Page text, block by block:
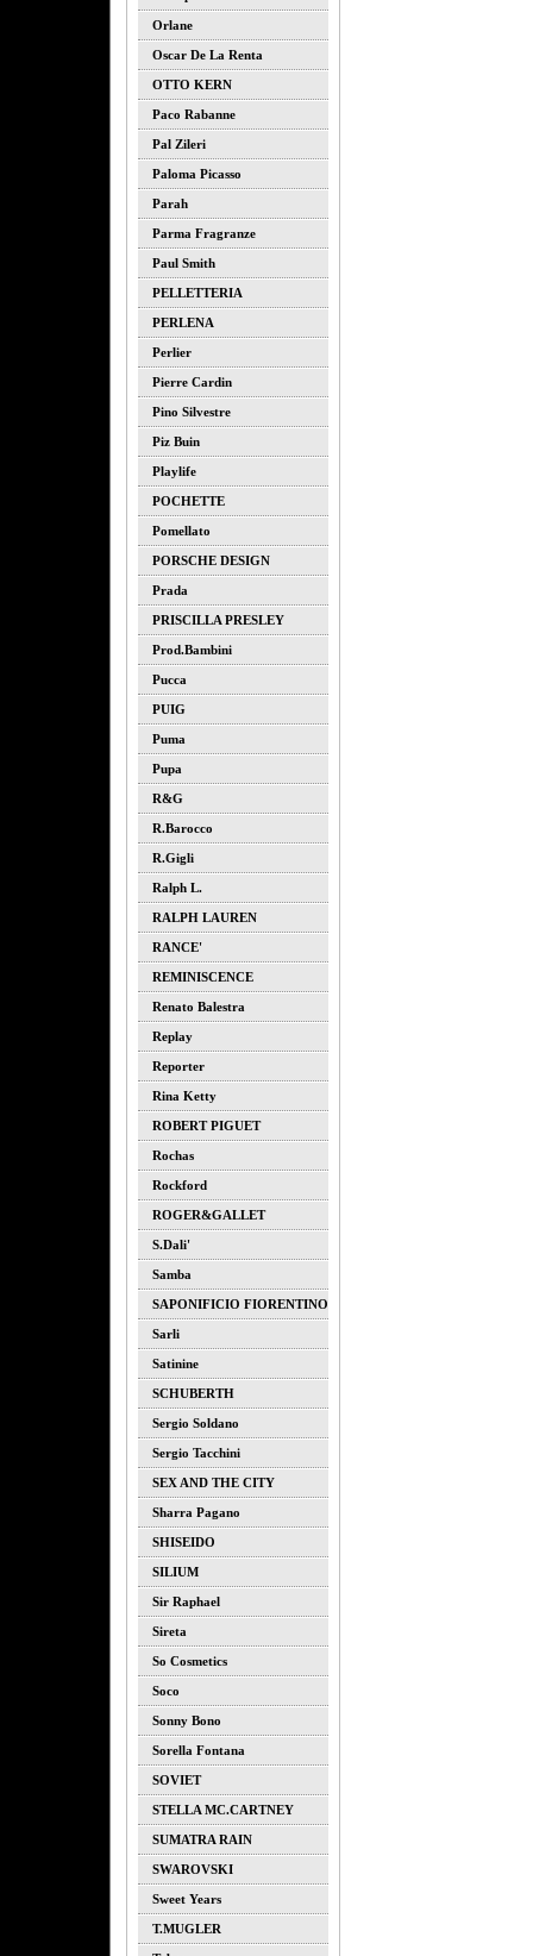
Orlane
Oscar De La Renta
OTTO KERN
Paco Rabanne
Pal Zileri
Paloma Picasso
Parah
Parma Fragranze
Paul Smith
PELLETTERIA
PERLENA
Perlier
Pierre Cardin
Pino Silvestre
Piz Buin
Playlife
POCHETTE
Pomellato
PORSCHE DESIGN
Prada
PRISCILLA PRESLEY
Prod.bambini
Pucca
PUIG
Puma
Pupa
R&G
R.barocco
R.gigli
Ralph L.
RALPH LAUREN
RANCE'
REMINISCENCE
Renato Balestra
Replay
Reporter
Rina Ketty
ROBERT PIGUET
Rochas
Rockford
ROGER&GALLET
S.dali'
Samba
SAPONIFICIO FIORENTINO
Sarli
Satinine
SCHUBERTH
Sergio Soldano
Sergio Tacchini
SEX AND THE CITY
Sharra Pagano
SHISEIDO
SILIUM
Sir Raphael
Sireta
So Cosmetics
Soco
Sonny Bono
Sorella Fontana
SOVIET
STELLA MC.CARTNEY
SUMATRA RAIN
SWAROVSKI
Sweet Years
T.MUGLER